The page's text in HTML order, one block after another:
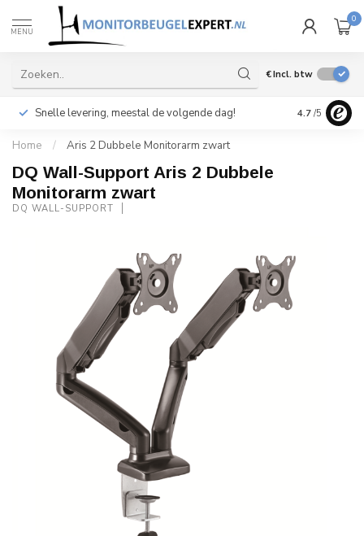
MENU
0
€Incl. btw
Snelle levering, meestal de volgende dag! 4.7 /5
Home / Aris 2 Dubbele Monitorarm zwart
DQ Wall-Support Aris 2 Dubbele
Monitorarm zwart
DQ WALL-SUPPORT